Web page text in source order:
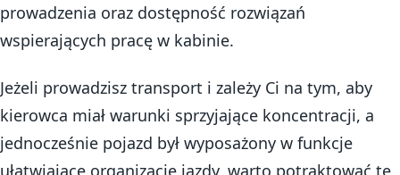
prowadzenia oraz dostępność rozwiązań
wspierających pracę w kabinie.
Jeżeli prowadzisz transport i zależy Ci na tym, aby
kierowca miał warunki sprzyjające koncentracji, a
jednocześnie pojazd był wyposażony w funkcje
ułatwiające organizację jazdy, warto potraktować tę